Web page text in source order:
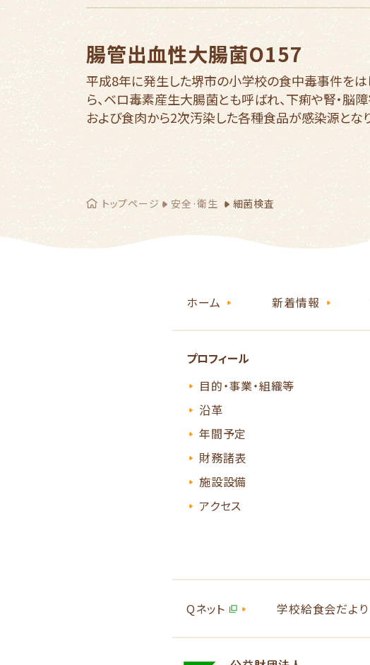
腸管出血性大腸菌O157
平成8年に発生した堺市の小学校の食中毒事件をは
ら、ベロ毒素産生大腸菌とも呼ばれ、下痢や腎・脳
および食肉から2次汚染した各種食品が感染源となり
トップページ 安全·衛生 細菌検査
ホーム 新着情報
プロフィール
目的・事業・組織等
沿革
年間予定
財務諸表
施設設備
アクセス
Qネット 学校給食会だより